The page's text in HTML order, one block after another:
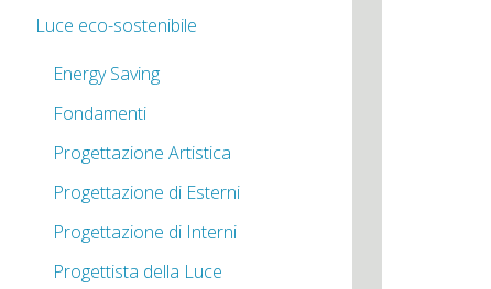
Luce eco-sostenibile
Energy Saving
Fondamenti
Progettazione Artistica
Progettazione di Esterni
Progettazione di Interni
Progettista della Luce